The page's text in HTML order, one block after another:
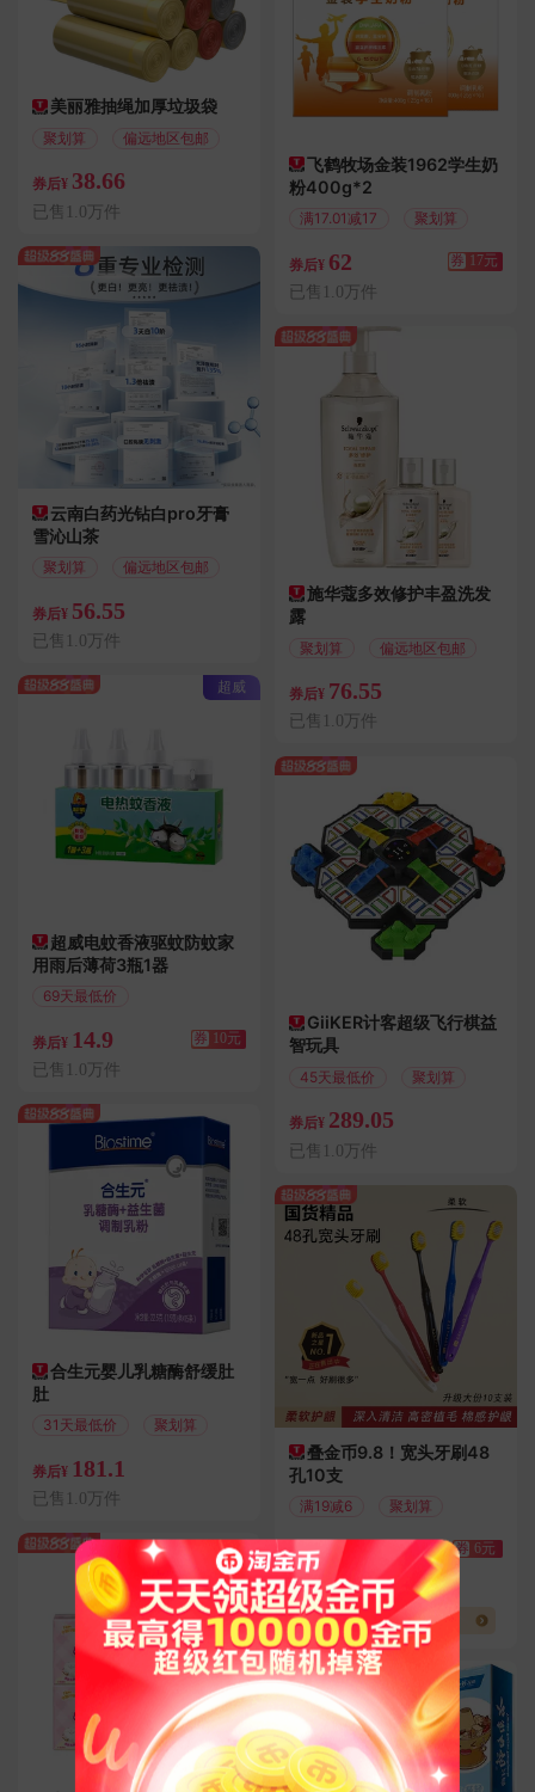
美丽雅抽绳加厚垃圾袋
聚划算 偏远地区包邮
券后¥ 38.66
已售1.0万件
云南白药光钻白pro牙膏
雪沁山茶
聚划算 偏远地区包邮
券后¥ 56.55
已售1.0万件
超威
超威电蚊香液驱蚊防蚊家
用雨后薄荷3瓶1器
69天最低价
券后¥ 14.9 券 10元
已售1.0万件
合生元婴儿乳糖酶舒缓肚
肚
31天最低价 聚划算
券后¥ 181.1
已售1.0万件
飞鹤牧场金装1962学生奶
粉400g*2
满17.01减17 聚划算
券后¥ 62 券 17元
已售1.0万件
施华蔻多效修护丰盈洗发
露
聚划算 偏远地区包邮
券后¥ 76.55
已售1.0万件
GiiKER计客超级飞行棋益
智玩具
45天最低价 聚划算
券后¥ 289.05
已售1.0万件
叠金币9.8！宽头牙刷48
孔10支
满19减6 聚划算
券后¥ 9.8 券 6元
已售4000件
牙刷热搜榜单TOP4